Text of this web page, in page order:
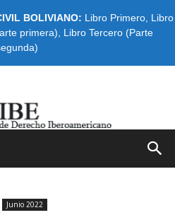
BOLIVIANO: Libro Primero Libro
primera)
Libro Tercero (Parte
Junio 2022